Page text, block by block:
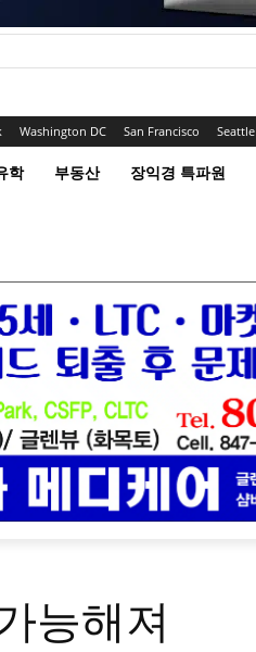
Washington DC San Francisco Seattle
학 부동산 장익경 특파원
능해져